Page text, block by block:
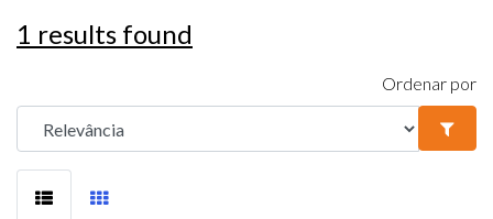
1 results found
Ordenar por